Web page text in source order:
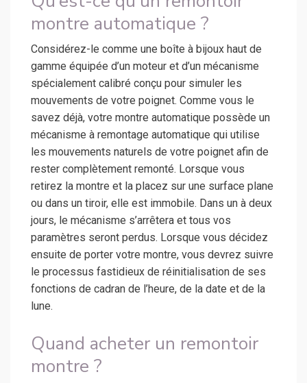
montre automatique ?
Considérez-le comme une boîte à bijoux haut de
gamme équipée d’un moteur et d’un mécanisme
spécialement calibré conçu pour simuler les
mouvements de votre poignet. Comme vous le
savez déjà, votre montre automatique possède un
mécanisme à remontage automatique qui utilise
les mouvements naturels de votre poignet afin de
rester complètement remonté. Lorsque vous
retirez la montre et la placez sur une surface plane
ou dans un tiroir, elle est immobile. Dans un à deux
jours, le mécanisme s’arrêtera et tous vos
paramètres seront perdus. Lorsque vous décidez
ensuite de porter votre montre, vous devrez suivre
le processus fastidieux de réinitialisation de ses
fonctions de cadran de l’heure, de la date et de la
lune.
Quand acheter un remontoir
montre ?